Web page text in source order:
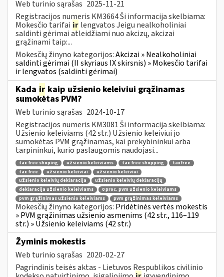
Web turinio sąrašas 2025-11-21
Registracijos numeris KM3664 Ši informacija skelbiama:
Mokesčio tarifai ir lengvatos Jeigu nealkoholiniai
saldinti gėrimai atleidžiami nuo akcizų, akcizai
grąžinami taip:...
Mokesčių žinyno kategorijos:Akcizai » Nealkoholiniai
saldinti gėrimai (II skyriaus IX skirsnis) » Mokesčio tarifai
ir lengvatos (saldinti gėrimai)
Kada ir kaip užsienio keleiviui grąžinamas
sumokėtas PVM?
Web turinio sąrašas 2024-10-17
Registracijos numeris KM3081 Ši informacija skelbiama:
Užsienio keleiviams (42 str.) Užsienio keleiviui jo
sumokėtas PVM grąžinamas, kai prekybininkui arba
tarpininkui, kurio paslaugomis naudojasi...
tax free shoping užsienio keleiviams tax free shopping
taxfree
tax free
užsienio keleiviai
užsienio keleiviui
užsienio keleivių deklaracija
užsienio keleivių deklaracijų
deklaracija užsienio keleiviams
0 proc. pvm užsienio keleiviams
pvm grąžinimas užsienio keleiviams
pvm grąžinimas keleiviams
Mokesčių žinyno kategorijos: Pridėtinės vertės mokestis
» PVM grąžinimas užsienio asmenims (42 str., 116–119
str.) » Užsienio keleiviams (42 str.)
Žyminis mokestis
Web turinio sąrašas 2020-02-27
Pagrindinis teisės aktas - Lietuvos Respublikos civilinio